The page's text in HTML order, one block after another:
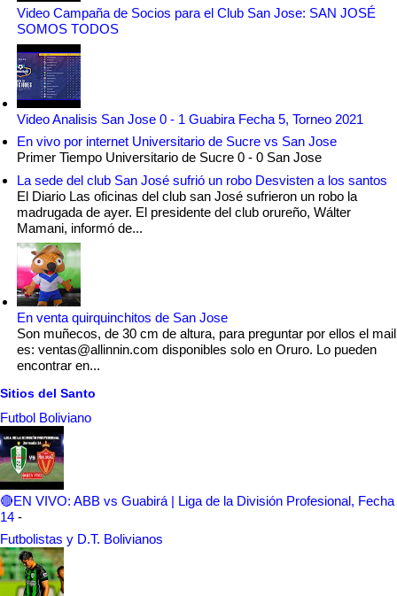
Video Campaña de Socios para el Club San Jose: SAN JOSÉ
SOMOS TODOS
Video Analisis San Jose 0 - 1 Guabira Fecha 5, Torneo 2021
En vivo por internet Universitario de Sucre vs San Jose
Primer Tiempo Universitario de Sucre 0 - 0 San Jose
La sede del club San José sufrió un robo Desvisten a los santos
El Diario Las oficinas del club san José sufrieron un robo la
madrugada de ayer. El presidente del club orureño, Wálter
Mamani, informó de...
En venta quirquinchitos de San Jose
Son muñecos, de 30 cm de altura, para preguntar por ellos el mail
es: ventas@allinnin.com disponibles solo en Oruro. Lo pueden
encontrar en...
Sitios del Santo
Futbol Boliviano
🔴EN VIVO: ABB vs Guabirá | Liga de la División Profesional, Fecha
14 -
Futbolistas y D.T. Bolivianos